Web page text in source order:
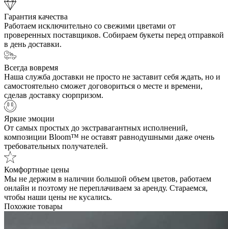
Гарантия качества
Работаем исключительно со свежими цветами от
проверенных поставщиков. Собираем букеты перед отправкой
в день доставки.
Всегда вовремя
Наша служба доставки не просто не заставит себя ждать, но и
самостоятельно сможет договориться о месте и времени,
сделав доставку сюрпризом.
Яркие эмоции
От самых простых до экстравагантных исполнений,
композиции Bloom™ не оставят равнодушными даже очень
требовательных получателей.
Комфортные цены
Мы не держим в наличии большой объем цветов, работаем
онлайн и поэтому не переплачиваем за аренду. Стараемся,
чтобы наши цены не кусались.
Похожие товары